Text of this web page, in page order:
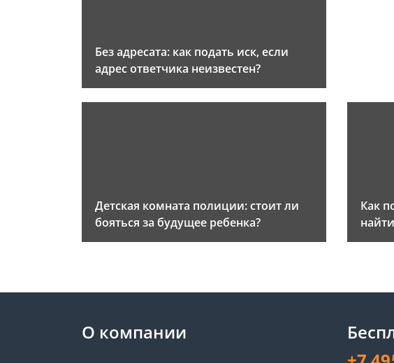
Без адресата: как подать иск, если
адрес ответчика неизвестен?
Детская комната полиции: стоит ли
бояться за будущее ребенка?
Как
О компании